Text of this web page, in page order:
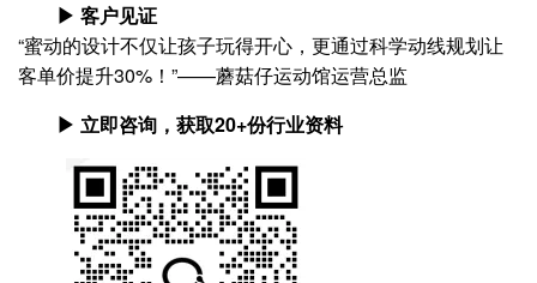
▶ 客户见证
“蜜动的设计不仅让孩子玩得开心，更通过科学动线规划让
客单价提升30%！”——蘑菇仔运动馆运营总监
▶ 立即咨询，获取20+份行业资料